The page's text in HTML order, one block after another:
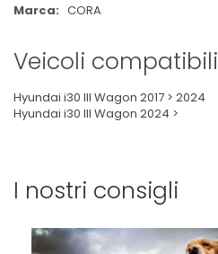
CORA
Veicoli compatibili
Hyundai i30 III Wagon 2017 > 2024
Hyundai i30 III Wagon 2024 >
I nostri consigli